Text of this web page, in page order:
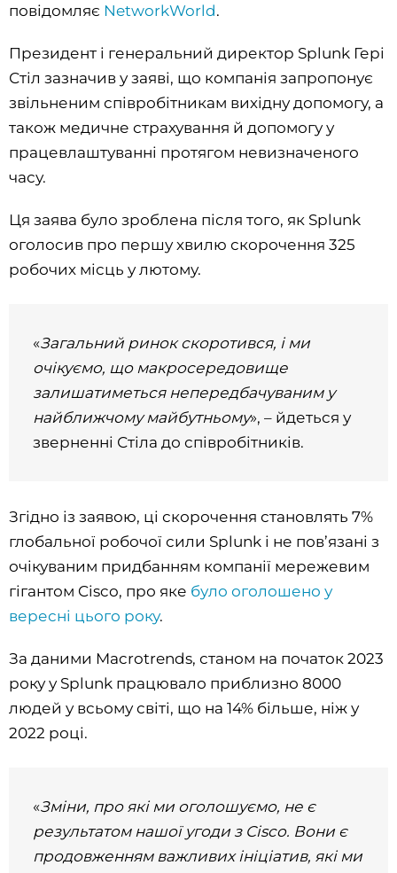
повідомляє NetworkWorld.
Президент і генеральний директор Splunk Гері
Стіл зазначив у заяві, що компанія запропонує
звільненим співробітникам вихідну допомогу, а
також медичне страхування й допомогу у
працевлаштуванні протягом невизначеного
часу.
Ця заява було зроблена після того, як Splunk
оголосив про першу хвилю скорочення 325
робочих місць у лютому.
«Загальний ринок скоротився, і ми
очікуємо, що макросередовище
залишатиметься непередбачуваним у
найближчому майбутньому», – йдеться у
зверненні Стіла до співробітників.
Згідно із заявою, ці скорочення становлять 7%
глобальної робочої сили Splunk і не пов’язані з
очікуваним придбанням компанії мережевим
гігантом Cisco, про яке було оголошено у
вересні цього року.
За даними Macrotrends, станом на початок 2023
року у Splunk працювало приблизно 8000
людей у всьому світі, що на 14% більше, ніж у
2022 році.
«Зміни, про які ми оголошуємо, не є
результатом нашої угоди з Cisco. Вони є
продовженням важливих ініціатив, які ми